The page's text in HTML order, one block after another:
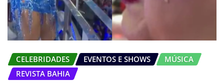
CELEBRIDADES EVENTOS E SHOWS
MÚSICA
REVISTA BAHIA